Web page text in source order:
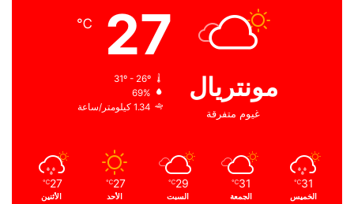
مونتريال
غيوم متفرقة
27
℃
31º - 26º
69%
1.34 كيلومتر/ساعة
31
℃
الخميس
31
℃
الجمعة
29
℃
السبت
27
℃
الأحد
27
℃
الأثنين